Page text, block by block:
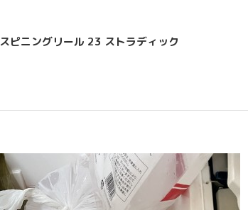
マノ(SHIMANO) スピニングリール 23 ストラディック